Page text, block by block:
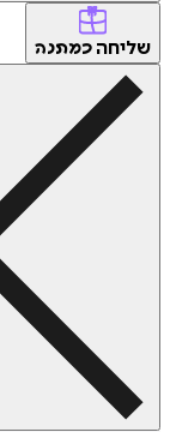
שליחה כמתנה